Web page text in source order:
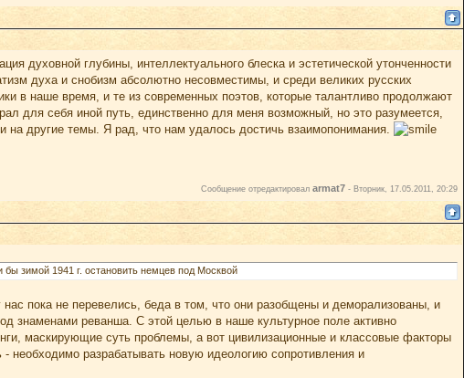
духовной глубины, интеллектуального блеска и эстетической утонченности
духа и снобизм абсолютно несовместимы, и среди великих русских
в наше время, и те из современных поэтов, которые талантливо продолжают
для себя иной путь, единственно для меня возможный, но это разумеется,
на другие темы. Я рад, что нам удалось достичь взаимопонимания.
Сообщение отредактировал armat7 - Вторник, 17.05.2011, 20:29
зимой 1941 г. остановить немцев под Москвой
пока не перевелись, беда в том, что они разобщены и деморализованы, и
знаменами реванша. С этой целью в наше культурное поле активно
маскирующие суть проблемы, а вот цивилизационные и классовые факторы
необходимо разрабатывать новую идеологию сопротивления и